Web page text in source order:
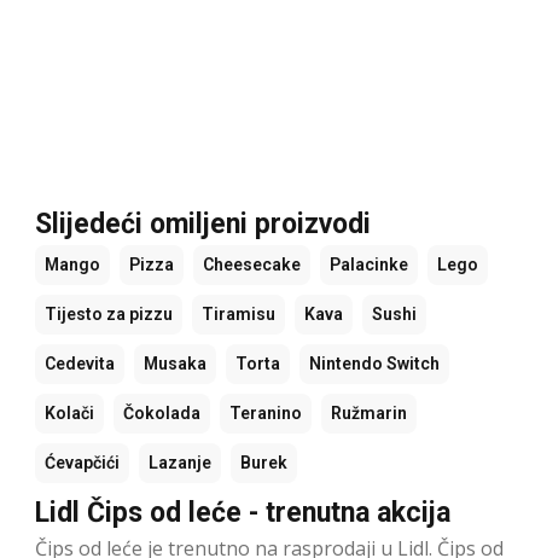
Slijedeći omiljeni proizvodi
Mango Pizza Cheesecake Palacinke Lego
Tijesto za pizzu Tiramisu Kava Sushi
Cedevita Musaka Torta Nintendo Switch
Kolači Čokolada Teranino Ružmarin
Ćevapčići Lazanje Burek
Lidl Čips od leće - trenutna akcija
Čips od leće je trenutno na rasprodaji u Lidl. Čips od